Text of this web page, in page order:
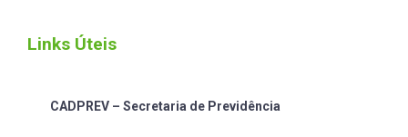
Links Úteis
CADPREV – Secretaria de Previdência